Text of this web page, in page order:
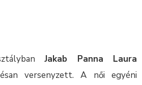
Jakab Panna Laura
versenyzett. A női egyéni